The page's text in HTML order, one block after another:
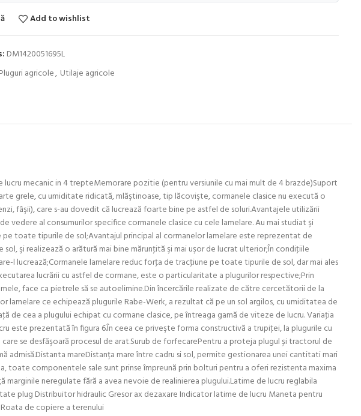
Add to wishlist
DM1420051695L
Pluguri agricole, Utilaje agricole
mecanic in 4 trepteMemorare pozitie (pentru versiunile cu mai mult de 4 brazde)Suport
grele, cu umiditate ridicată, mlăştinoase, tip lăcovişte, cormanele clasice nu execută o
fâşii), care s-au dovedit că lucrează foarte bine pe astfel de soluri.Avantajele utilizării
al consumurilor specifice cormanele clasice cu cele lamelare. Au mai studiat şi
toate tipurile de sol;Avantajul principal al cormanelor lamelare este reprezentat de
şi realizează o arătură mai bine mărunţită şi mai uşor de lucrat ulterior;În condiţiile
l lucrează;Cormanele lamelare reduc forţa de tracţiune pe toate tipurile de sol, dar mai ales
lucrării cu astfel de cormane, este o particularitate a plugurilor respective;Prin
face ca pietrele să se autoelimine.Din încercările realizate de către cercetătorii de la
ce echipează plugurile Rabe-Werk, a rezultat că pe un sol argilos, cu umiditatea de
de cea a plugului echipat cu cormane clasice, pe întreaga gamă de viteze de lucru. Variaţia
este prezentată în figura 6.În ceea ce priveşte forma constructivă a trupiţei, la plugurile cu
se desfăşoară procesul de arat.Surub de forfecarePentru a proteja plugul și tractorul de
mareDistanța mare între cadru si sol, permite gestionarea unei cantitati mari
toate componentele sale sunt prinse împreună prin bolturi pentru a oferi rezistenta maxima
neregulate fără a avea nevoie de realinierea plugului.Latime de lucru reglabila
plug Distribuitor hidraulic Gresor ax dezaxare Indicator latime de lucru Maneta pentru
de copiere a terenului